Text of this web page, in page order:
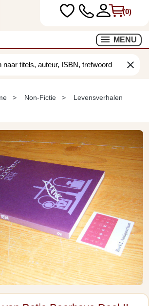
(0)
MENU
clear
Non-Fictie
Levensverhalen